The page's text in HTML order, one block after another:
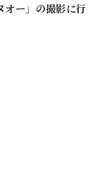
オー」の撮影に行